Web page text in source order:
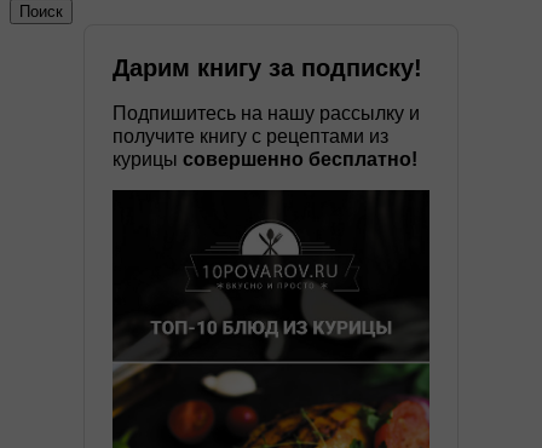
Поиск
Дарим книгу за подписку!
Подпишитесь на нашу рассылку и
получите книгу с рецептами из
курицы совершенно бесплатно!